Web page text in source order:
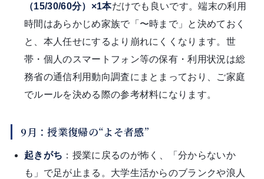
（15/30/60分）×1本だけでも良いです。端末の利用
時間はあらかじめ家族で「〜時まで」と決めておく
と、本人任せにするより崩れにくくなります。世
帯・個人のスマートフォン等の保有・利用状況は総
務省の通信利用動向調査にまとまっており、ご家庭
でルールを決める際の参考材料になります。
9月：授業復帰の“よそ者感”
起きがち ：授業に戻るのが怖く、「分からないか
も」で足が止まる。大学生活からのブランクや浪人